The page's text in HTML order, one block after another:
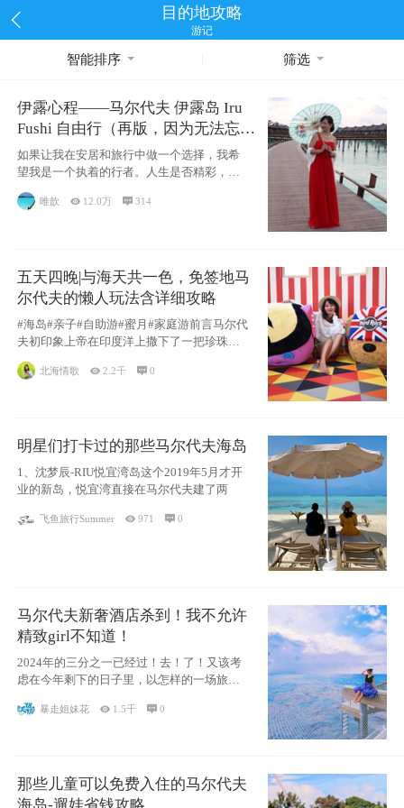
目的地攻略
游记
智能排序 筛选
伊露心程——马尔代夫 伊露岛 Iru
Fushi 自由行（再版，因为无法忘却
的留恋）
如果让我在安居和旅行中做一个选择，我希
望我是一个执着的行者。人生是否精彩，都
源于自己
唯歆  12.0万  314
五天四晚|与海天共一色，免签地马
尔代夫的懒人玩法含详细攻略
#海岛#亲子#自助游#蜜月#家庭游前言马尔代
夫初印象上帝在印度洋上撒下了一把珍珠，
北海情歌 2.2千 0
明星们打卡过的那些马尔代夫海岛
1、沈梦辰-RIU悦宜湾岛这个2019年5月才开
业的新岛，悦宜湾直接在马尔代夫建了两
飞鱼旅行Summer 971 0
马尔代夫新奢酒店杀到！我不允许
精致girl不知道！
2024年的三分之一已经过！去！了！又该考
虑在今年剩下的日子里，以怎样的一场旅行
暴走姐妹花  1.5千 0
那些儿童可以免费入住的马尔代夫